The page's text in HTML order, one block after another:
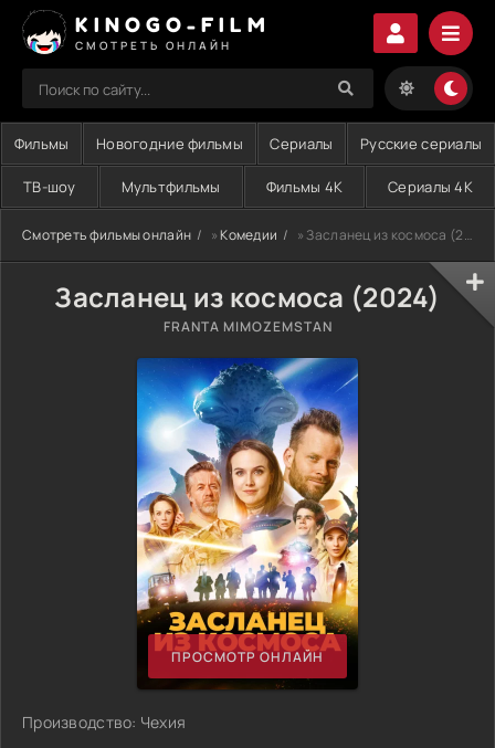
KINOGO-FILM
СМОТРЕТЬ ОНЛАЙН
Фильмы Новогодние фильмы Сериалы Русские сериалы
ТВ-шоу Мультфильмы Фильмы 4K Сериалы 4K
Смотреть фильмы онлайн »Комедии » Засланец из космоса (2024)
Засланец из космоса (2024)
FRANTA MIMOZEMSTAN
ПРОСМОТР ОНЛАЙН
Производство: Чехия